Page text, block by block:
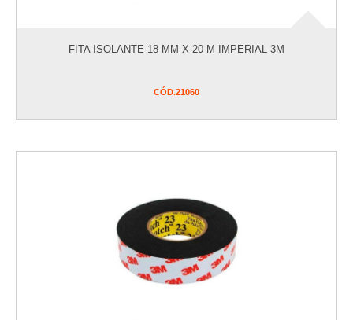
FITA ISOLANTE 18 MM X 20 M IMPERIAL 3M
CÓD.21060